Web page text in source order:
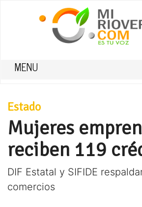
MENU
Estado
Mujeres
reciben 119
DIF Estatal y SIFIDE
comercios